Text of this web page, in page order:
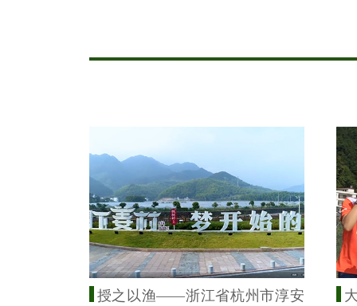
授之以渔——浙江省杭州市淳安